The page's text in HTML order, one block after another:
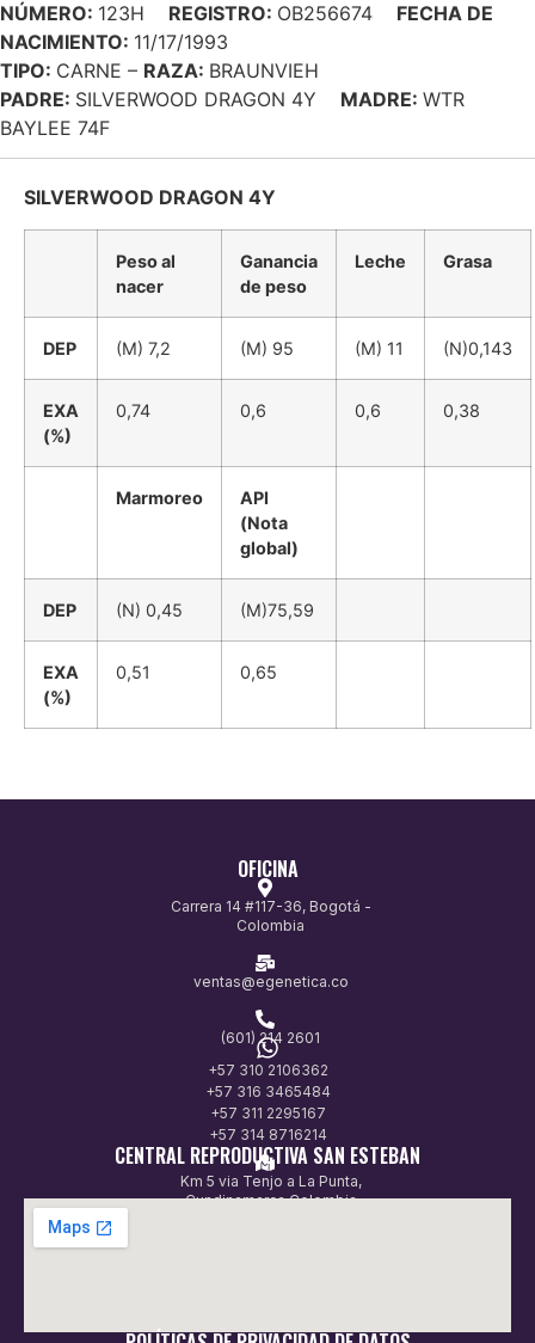
NÚMERO: 123H REGISTRO: OB256674 FECHA DE
NACIMIENTO: 11/17/1993
TIPO: CARNE – RAZA: BRAUNVIEH
PADRE: SILVERWOOD DRAGON 4Y MADRE: WTR
BAYLEE 74F
SILVERWOOD DRAGON 4Y
Peso al
nacer
Ganancia
de peso
Leche Grasa
DEP (M) 7,2 (M) 95 (M) 11 (N)0,143
EXA
(%)
0,74 0,6 0,6 0,38
Marmoreo
API
(Nota
global)
DEP (N) 0,45 (M)75,59
EXA
(%)
0,51 0,65
OFICINA
Carrera 14 #117-36, Bogotá -
Colombia
ventas@egenetica.co
(601) 214 2601
+57 310 2106362
+57 316 3465484
+57 311 2295167
+57 314 8716214
CENTRAL REPRODUCTIVA SAN ESTEBAN
Km 5 via Tenjo a La Punta,
Cundinamarca Colombia